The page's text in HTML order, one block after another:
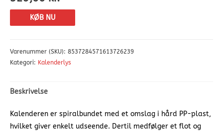
KØB NU
Varenummer (SKU): 8537284571613726239
Kategori: Kalenderlys
Beskrivelse
Kalenderen er spiralbundet med et omslag i hård PP-plast,
hvilket giver enkelt udseende. Dertil medfølger et flot og